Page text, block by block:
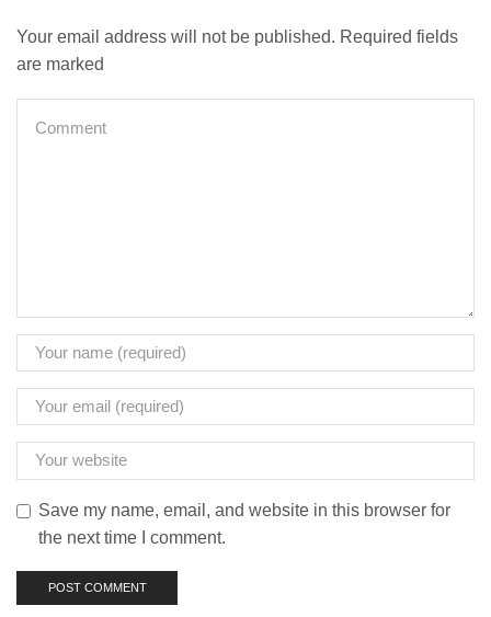
Your email address will not be published. Required fields
are marked
Save my name, email, and website in this browser for
the next time I comment.